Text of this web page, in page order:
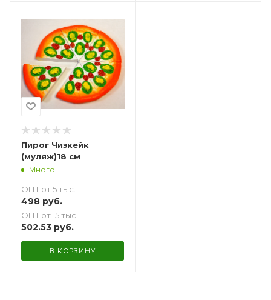
Пирог Чизкейк
(муляж)18 см
Много
ОПТ от 5 тыс.
498 руб.
ОПТ от 15 тыс.
502.53 руб.
В КОРЗИНУ